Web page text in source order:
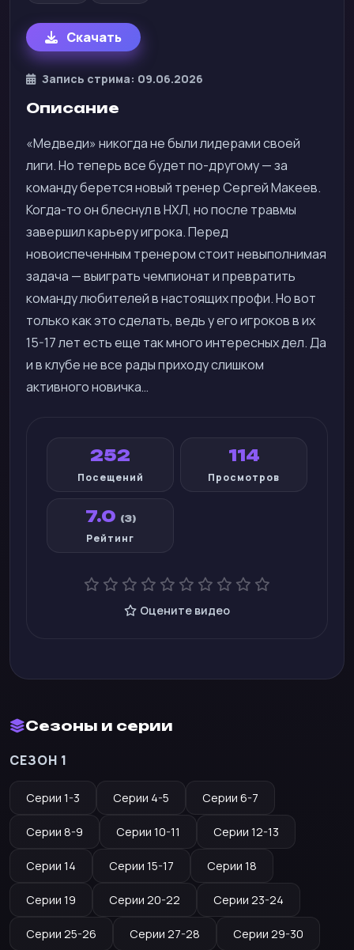
Скачать
Запись стрима: 09.06.2026
Описание
«Медведи» никогда не были лидерами своей
лиги. Но теперь все будет по-другому — за
команду берется новый тренер Сергей Макеев.
Когда-то он блеснул в НХЛ, но после травмы
завершил карьеру игрока. Перед
новоиспеченным тренером стоит невыполнимая
задача — выиграть чемпионат и превратить
команду любителей в настоящих профи. Но вот
только как это сделать, ведь у его игроков в их
15-17 лет есть еще так много интересных дел. Да
и в клубе не все рады приходу слишком
активного новичка…
252
Посещений
114
Просмотров
7.0 (3)
Рейтинг
Оцените видео
Сезоны и серии
СЕЗОН 1
Серии 1-3 Серии 4-5 Серии 6-7
Серии 8-9 Серии 10-11 Серии 12-13
Серии 14 Серии 15-17 Серии 18
Серии 19 Серии 20-22 Серии 23-24
Серии 25-26 Серии 27-28 Серии 29-30